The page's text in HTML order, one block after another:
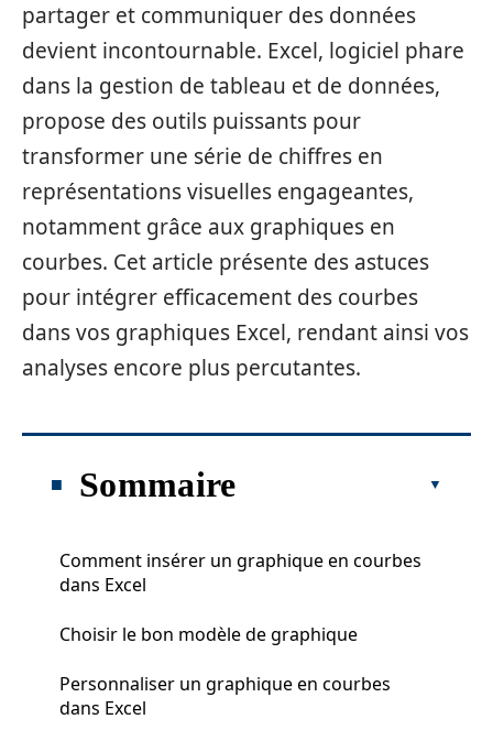
partager et communiquer des données
devient incontournable. Excel, logiciel phare
dans la gestion de tableau et de données,
propose des outils puissants pour
transformer une série de chiffres en
représentations visuelles engageantes,
notamment grâce aux graphiques en
courbes. Cet article présente des astuces
pour intégrer efficacement des courbes
dans vos graphiques Excel, rendant ainsi vos
analyses encore plus percutantes.
Sommaire
Comment insérer un graphique en courbes
dans Excel
Choisir le bon modèle de graphique
Personnaliser un graphique en courbes
dans Excel